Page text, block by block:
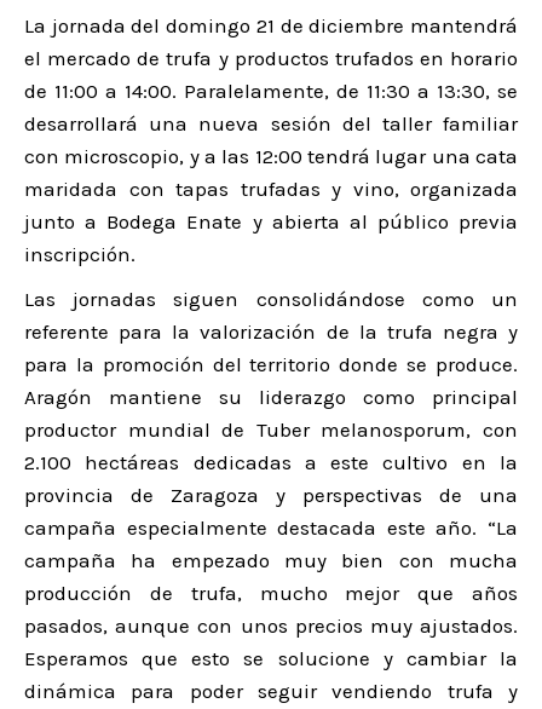
La jornada del domingo 21 de diciembre mantendrá
el mercado de trufa y productos trufados en horario
de 11:00 a 14:00. Paralelamente, de 11:30 a 13:30, se
desarrollará una nueva sesión del taller familiar
con microscopio, y a las 12:00 tendrá lugar una cata
maridada con tapas trufadas y vino, organizada
junto a Bodega Enate y abierta al público previa
inscripción.
Las jornadas siguen consolidándose como un
referente para la valorización de la trufa negra y
para la promoción del territorio donde se produce.
Aragón mantiene su liderazgo como principal
productor mundial de Tuber melanosporum, con
2.100 hectáreas dedicadas a este cultivo en la
provincia de Zaragoza y perspectivas de una
campaña especialmente destacada este año. “La
campaña ha empezado muy bien con mucha
producción de trufa, mucho mejor que años
pasados, aunque con unos precios muy ajustados.
Esperamos que esto se solucione y cambiar la
dinámica para poder seguir vendiendo trufa y